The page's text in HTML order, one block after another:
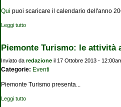
Qui puoi scaricare il calendario dell'anno
Leggi tutto
Piemonte Turismo: le attività
Inviato da redazione il 17 Ottobre 2013 -
Categorie: Eventi
Piemonte Turismo presenta...
Leggi tutto